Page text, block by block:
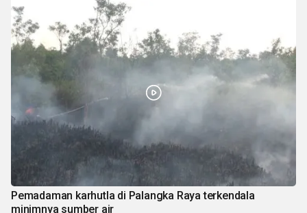
Pemadaman karhutla di Palangka Raya terkendala
minimnya sumber air